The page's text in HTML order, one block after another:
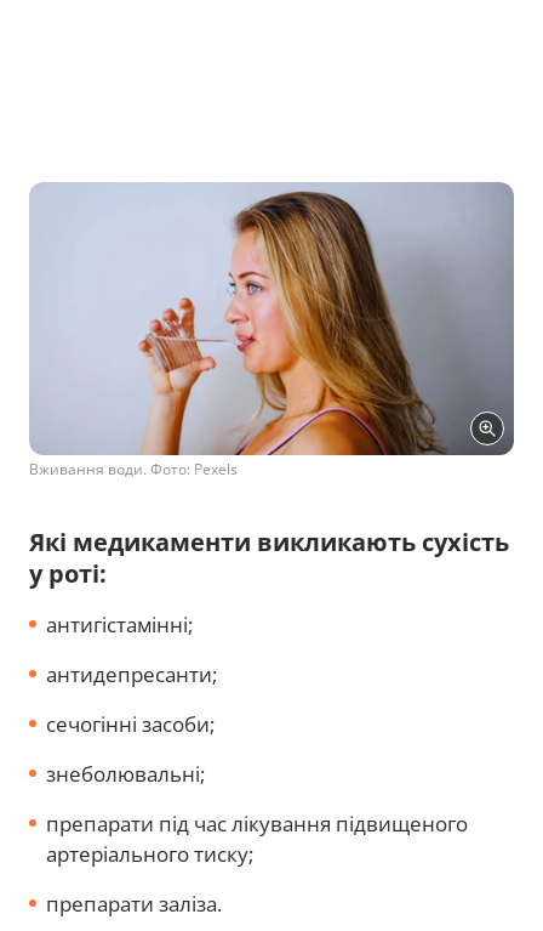
Вживання води. Фото: Pexels
Які медикаменти викликають сухість
у роті:
антигістамінні;
антидепресанти;
сечогінні засоби;
знеболювальні;
препарати під час лікування підвищеного
артеріального тиску;
препарати заліза.